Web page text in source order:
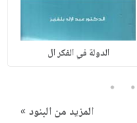
الدولة في الفكر ال
4
5
المزيد من البنود »